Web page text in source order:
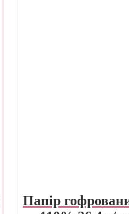
Папір